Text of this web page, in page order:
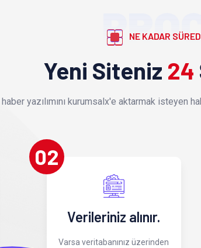
NE KADAR
Yeni Siteniz 24
yazılımını kurumsalx'e aktarmak isteyen
02
Verileriniz alınır.
Varsa veritabanınız üzerinden